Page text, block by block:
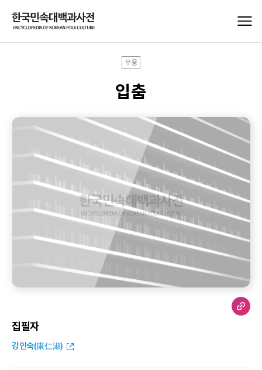
무용
입춤
집필자
강인숙(康仁淑)